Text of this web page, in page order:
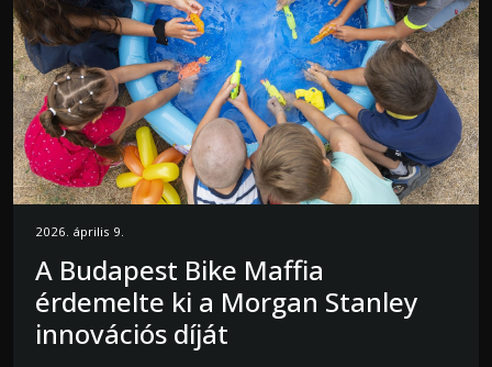
2026. április 9.
A Budapest Bike Maffia
érdemelte ki a Morgan Stanley
innovációs díját